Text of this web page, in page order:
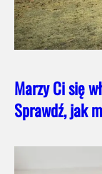
Marzy Ci się
Sprawdź, jak